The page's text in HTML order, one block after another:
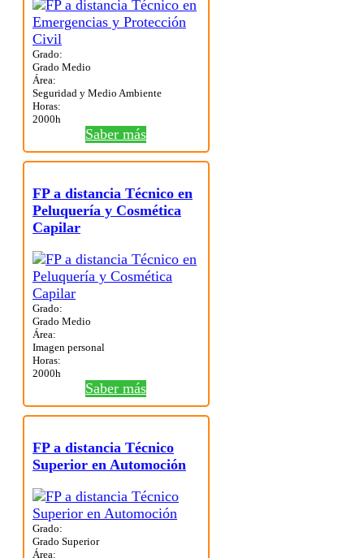
Grado:
Grado Medio
Área:
Seguridad y Medio Ambiente
Horas:
2000h
Saber más
FP a distancia Técnico en
Peluquería y Cosmética
Capilar
Grado:
Grado Medio
Área:
Imagen personal
Horas:
2000h
Saber más
FP a distancia Técnico
Superior en Automoción
Grado:
Grado Superior
Área: